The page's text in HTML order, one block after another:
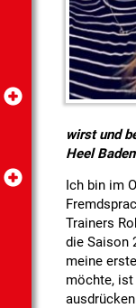
wirst und
Heel
Ich bin im
Trainers
die Saison
meine
möchte,